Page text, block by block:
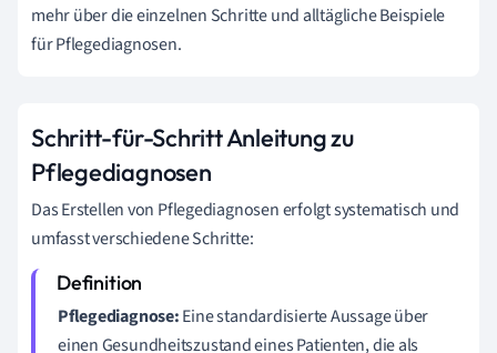
mehr über die einzelnen Schritte und alltägliche Beispiele
für Pflegediagnosen.
Schritt-für-Schritt Anleitung zu
Pflegediagnosen
Das Erstellen von Pflegediagnosen erfolgt systematisch und
umfasst verschiedene Schritte:
Pflegediagnose:Eine standardisierte Aussage über
einen Gesundheitszustand eines Patienten, die als